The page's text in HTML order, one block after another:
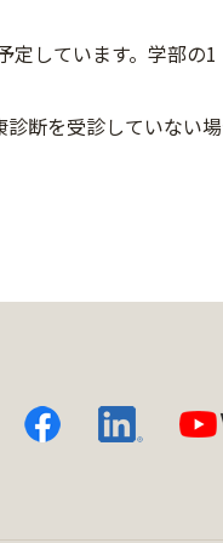
しています。学部の
断を受診していない